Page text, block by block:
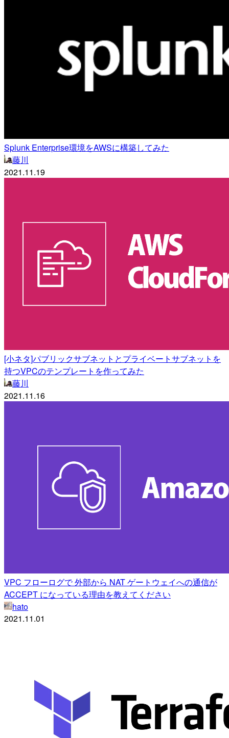
Splunk Enterprise環境をAWSに構築してみた
藤川
2021.11.19
[小ネタ]パブリックサブネットとプライベートサブネットを
持つVPCのテンプレートを作ってみた
藤川
2021.11.16
VPC フローログで 外部から NAT ゲートウェイへの通信が
ACCEPT になっている理由を教えてください
hato
2021.11.01